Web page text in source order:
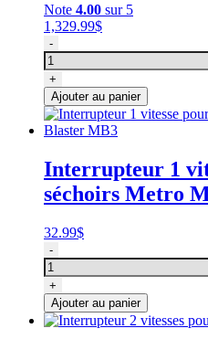
Note 4.00 sur 5
1,329.99$
quantité
de
Séchoir
de
toilettage
sur
pied
9000
II,
Double
-
+
Ajouter au panier
Interrupteur 1
séchoirs Metro
32.99$
quantité
de
Interrupteur
1
vitesse
pour
-
+
Ajouter au panier